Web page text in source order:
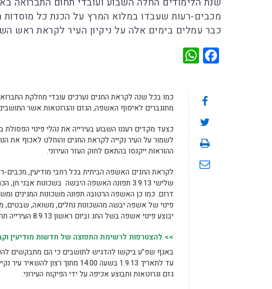
מכבים-רעות שעבדו במלוא המרץ על הכנת כל מוסדות
כבר עמלים בימים אלה על ניקיון העיר לקראת ראש
Facebook
כמו בכל שנה לקראת החגים נערכים עובדי מחלקת
מתוגברים לאיסוף האשפה, הגזם והגרוטאות אשר
כצעד מקדים רעננו השבוע בעירייה את נהלי פינוי
לשמור על העיר נקייה לקראת החגים והוחלט לאכוף את
ההוראות ייקנסו בהתאם לחוק העזר העירוני.
לקראת החגים האשפה הביתית בכל רחבי מודיעין, מכבים-
שלישי 3.9.13 תפונה האשפה היבשה בשכונות
דרום. כמו כן האשפה הרטובה תפונה משכונות המגינים
פינוי של אשפה יבשה מהשכונות נחלים, משואה, שבטים,
יבוצע פינוי אשפה בשל החג וביום ראשון 8.9.13 העירייה תחזור לפעילות סדירה לפינוי אשפה.
>> להצטרפות לרשימת התפוצה של חדשות מודיעין
באגף שפ"ע ביקשו להדגיש לתושבים כי הם מתבקשים
עד לתאריך 1.9.13 בשעה 14:00
גזם וגרוטאות ותבוצע אכיפה על ידי הפיקוח העירוני.